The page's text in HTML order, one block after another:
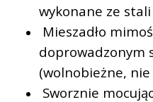
wykonane ze
Mieszadło
doprowadzonym
(wolnobieżne,
Sworznie